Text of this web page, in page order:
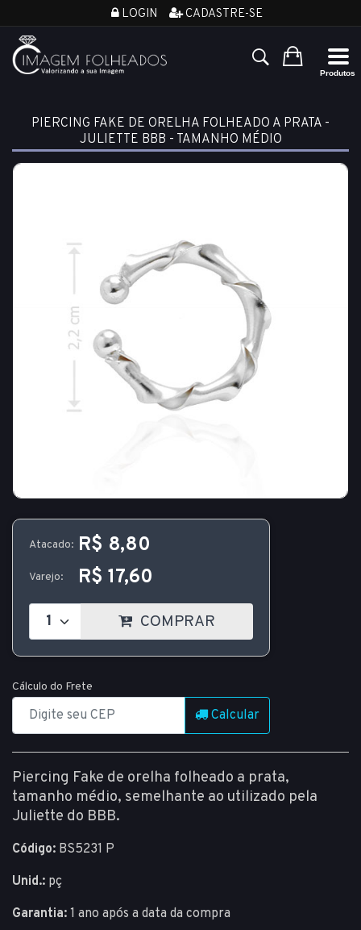
LOGIN CADASTRE-SE
PIERCING FAKE DE ORELHA FOLHEADO A PRATA -
JULIETTE BBB - TAMANHO MÉDIO
Atacado: R$ 8,80
Varejo: R$ 17,60
COMPRAR
Cálculo do Frete
Calcular
Piercing Fake de orelha folheado a prata,
tamanho médio, semelhante ao utilizado pela
Juliette do BBB.
Código: BS5231 P
Unid.: pç
Garantia: 1 ano após a data da compra